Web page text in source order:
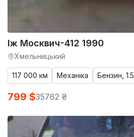
Іж Москвич-412 1990
Хмельницький
117 000 км Механіка Бензин, 1.5
799 $35762 ₴